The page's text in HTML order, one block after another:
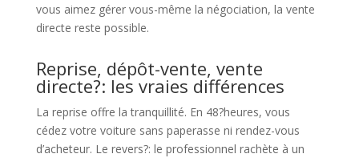
vous aimez gérer vous-même la négociation, la vente
directe reste possible.
Reprise, dépôt-vente, vente
directe?: les vraies différences
La reprise offre la tranquillité. En 48?heures, vous
cédez votre voiture sans paperasse ni rendez-vous
d’acheteur. Le revers?: le professionnel rachète à un